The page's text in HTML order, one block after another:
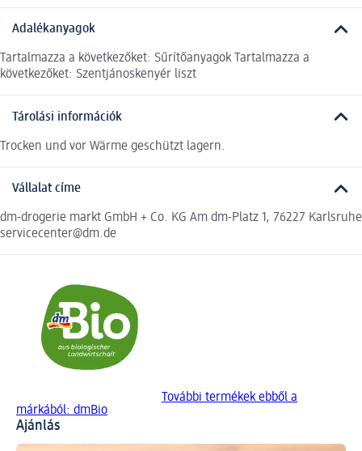
Adalékanyagok
Tartalmazza a következőket: Sűrítőanyagok Tartalmazza a
következőket: Szentjánoskenyér liszt
Tárolási információk
Trocken und vor Wärme geschützt lagern.
Vállalat címe
dm-drogerie markt GmbH + Co. KG Am dm-Platz 1, 76227 Karlsruhe
servicecenter@dm.de
További termékek ebből a
márkából: dmBio
Ajánlás